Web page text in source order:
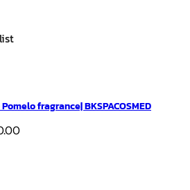
fragrance| BKSPACOSMED